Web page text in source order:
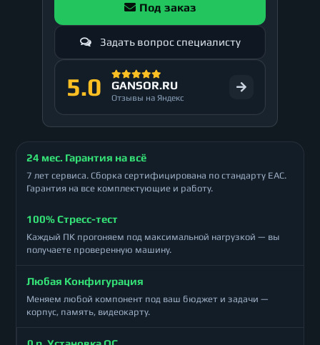
Под заказ
Задать вопрос специалисту
5.0 GANSOR.RU
Отзывы на Яндекс
24 мес. Гарантия на всё
7 лет сервиса. Сборка сертифицирована по стандарту ЕАС.
Гарантия на все комплектующие и работу.
100% Стресс-тест
Каждый ПК прогоняем под максимальной нагрузкой — вы
получаете проверенную машину.
Любая Конфигурация
Меняем любой компонент под ваш бюджет и задачи —
корпус, память, видеокарту.